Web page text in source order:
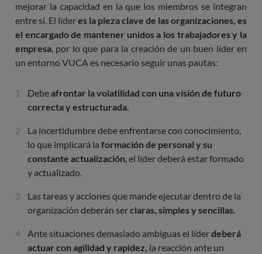
mejorar la capacidad en la que los miembros se integran
entre sí. El líderes la pieza clave de las organizaciones, es
el encargado de mantener unidos a los trabajadores y la
empresa, por lo que para la creación de un buen líder en
un entorno VUCA es necesario seguir unas pautas:
Debeafrontar la volatilidad con una visión de futuro
correcta y estructurada.
La incertidumbre debe enfrentarse con conocimiento,
lo que implicará la formación de personal y su
constante actualización, el líder deberá estar formado
y actualizado.
Las tareas y acciones que mande ejecutar dentro de la
organización deberán serclaras, simples y sencillas.
Ante situaciones demasiado ambiguas el líderdeberá
actuar con agilidad y rapidez, la reacción ante un